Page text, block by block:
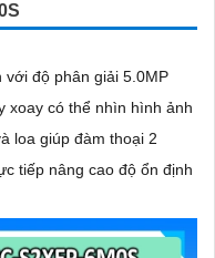
với độ phân giải 5.0MP
xoay có thể nhìn hình ảnh
loa giúp đàm thoại 2
tiếp nâng cao độ ổn định